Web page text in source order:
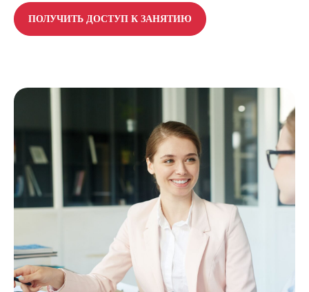
ПОЛУЧИТЬ ДОСТУП К ЗАНЯТИЮ